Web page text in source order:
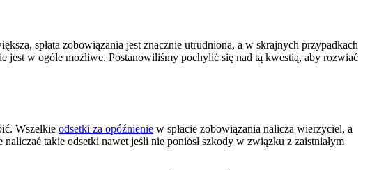
spłata zobowiązania jest znacznie utrudniona, a w skrajnych przypadkach
jest w ogóle możliwe. Postanowiliśmy pochylić się nad tą kwestią, aby rozwiać
Wszelkie odsetki za opóźnienie w spłacie zobowiązania nalicza wierzyciel, a
takie odsetki nawet jeśli nie poniósł szkody w związku z zaistniałym